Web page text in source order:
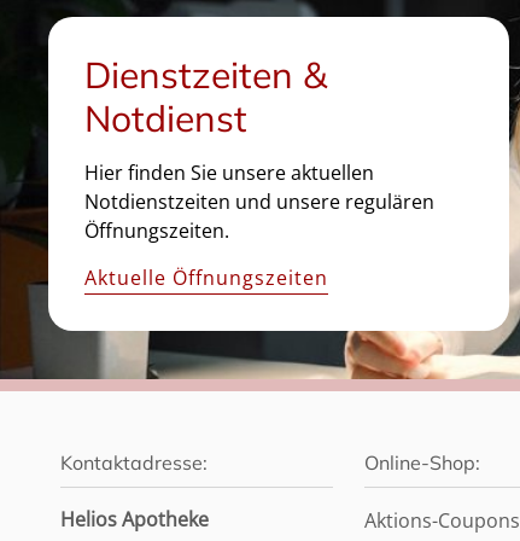
Dienstzeiten &
Notdienst
Hier finden Sie unsere aktuellen
Notdienstzeiten und unsere regulären
Öffnungszeiten.
Aktuelle Öffnungszeiten
Kontaktadresse:
Helios Apotheke
Online-Shop:
Aktions-Coupons